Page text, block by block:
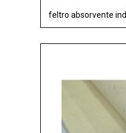
feltro absorvente